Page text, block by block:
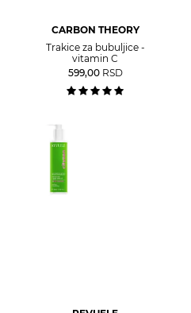
CARBON THEORY
Trakice za bubuljice -
vitamin C
599,00 RSD